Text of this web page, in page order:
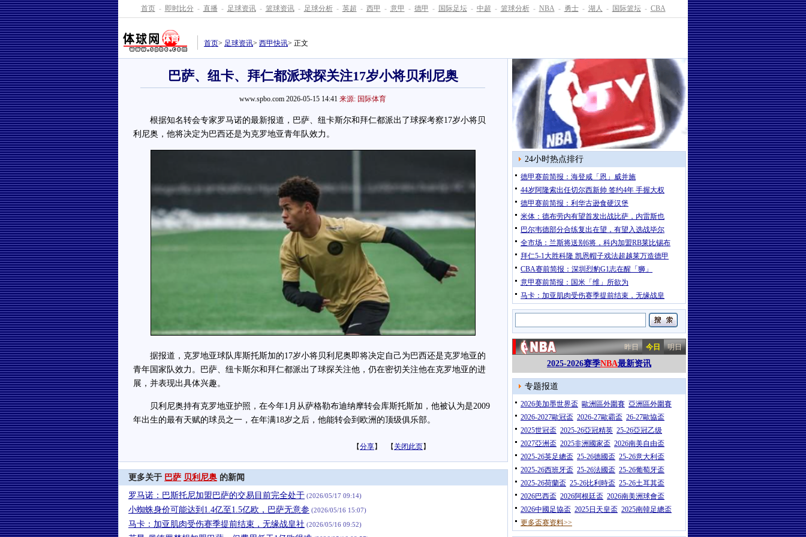
首页 - 即时比分 - 直播 - 足球资讯 - 篮球资讯 - 足球分析 - 英超 - 西甲 - 意甲 - 德甲 - 国际足坛 - 中超 - 篮球分析 - NBA - 勇士 - 湖人 - 国际篮坛 - CBA
首页> 足球资讯> 西甲快讯> 正文
巴萨、纽卡、拜仁都派球探关注17岁小将贝利尼奥
www.spbo.com 2026-05-15 14:41 来源: 国际体育
根据知名转会专家罗马诺的最新报道，巴萨、纽卡斯尔和拜仁都派出了球探考察17岁小将贝
利尼奥，他将决定为巴西还是为克罗地亚青年队效力。
据报道，克罗地亚球队库斯托斯加的17岁小将贝利尼奥即将决定自己为巴西还是克罗地亚的
青年国家队效力。巴萨、纽卡斯尔和拜仁都派出了球探关注他，仍在密切关注他在克罗地亚的进
展，并表现出具体兴趣。
贝利尼奥持有克罗地亚护照，在今年1月从萨格勒布迪纳摩转会库斯托斯加，他被认为是2009
年出生的最有天赋的球员之一，在年满18岁之后，他能转会到欧洲的顶级俱乐部。
【分享】 【 关闭此页】
更多关于 巴萨 贝利尼奥 的新闻
罗马诺：巴斯托尼加盟巴萨的交易目前完全处于 (2026/05/17 09:14)
小蜘蛛身价可能达到1.4亿至1.5亿欧，巴萨无意参 (2026/05/16 15:07)
马卡：加亚肌肉受伤赛季提前结束，无缘战皇社 (2026/05/16 09:52)
24小时热点排行
德甲赛前简报：海登咸「恩」威并施
44岁阿隆索出任切尔西新帅 签约4年 手握大权
德甲赛前简报：利华古逊食硬汉堡
米体：德布劳内有望首发出战比萨，内雷斯也
巴尔韦德部分合练复出在望，有望入选战毕尔
全市场：兰斯将送别6将，科内加盟RB莱比锡布
拜仁5-1大胜科隆 凯恩帽子戏法超越莱万造德甲
CBA赛前简报：深圳烈豹G1志在醒「狮」
意甲赛前简报：国米「维」所欲为
马卡：加亚肌肉受伤赛季提前结束，无缘战皇
昨日 今日 明日
2025-2026赛季NBA最新资讯
专题报道
2026美加墨世界盃 歐洲區外圍賽 亞洲區外圍賽
2026-2027歐冠盃 2026-27歐霸盃 26-27歐協盃
2025世冠盃 2025-26亞冠精英 25-26亞冠乙级
2027亞洲盃 2025非洲國家盃 2026南美自由盃
2025-26英足總盃 25-26德國盃 25-26意大利盃
2025-26西班牙盃 25-26法國盃 25-26葡萄牙盃
2025-26荷蘭盃 25-26比利時盃 25-26土耳其盃
2026巴西盃 2026阿根廷盃 2026南美洲球會盃
2026中國足協盃 2025日天皇盃 2025南韓足總盃
更多盃赛资料>>